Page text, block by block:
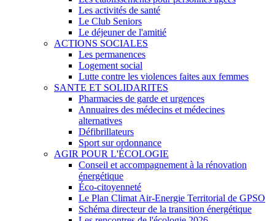
Les activités de santé
Le Club Seniors
Le déjeuner de l'amitié
ACTIONS SOCIALES
Les permanences
Logement social
Lutte contre les violences faites aux femmes
SANTE ET SOLIDARITES
Pharmacies de garde et urgences
Annuaires des médecins et médecines
alternatives
Défibrillateurs
Sport sur ordonnance
AGIR POUR L'ÉCOLOGIE
Conseil et accompagnement à la rénovation
énergétique
Éco-citoyenneté
Le Plan Climat Air-Energie Territorial de GPSO
Schéma directeur de la transition énergétique